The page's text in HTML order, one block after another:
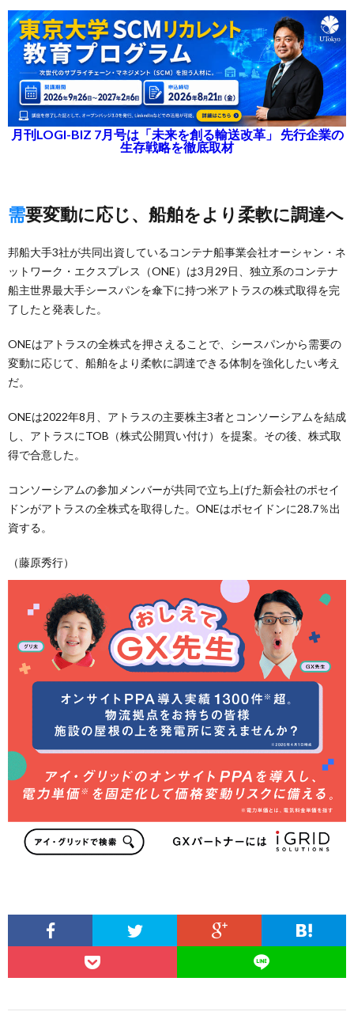
月刊LOGI-BIZ 7月号は「未来を創る輸送改革」 先行企業の
生存戦略を徹底取材
需要変動に応じ、船舶をより柔軟に調達へ
邦船大手3社が共同出資しているコンテナ船事業会社オーシャン・ネ
ットワーク・エクスプレス（ONE）は3月29日、独立系のコンテナ
船主世界最大手シースパンを傘下に持つ米アトラスの株式取得を完
了したと発表した。
ONEはアトラスの全株式を押さえることで、シースパンから需要の
変動に応じて、船舶をより柔軟に調達できる体制を強化したい考え
だ。
ONEは2022年8月、アトラスの主要株主3者とコンソーシアムを結成
し、アトラスにTOB（株式公開買い付け）を提案。その後、株式取
得で合意した。
コンソーシアムの参加メンバーが共同で立ち上げた新会社のポセイ
ドンがアトラスの全株式を取得した。ONEはポセイドンに28.7％出
資する。
（藤原秀行）